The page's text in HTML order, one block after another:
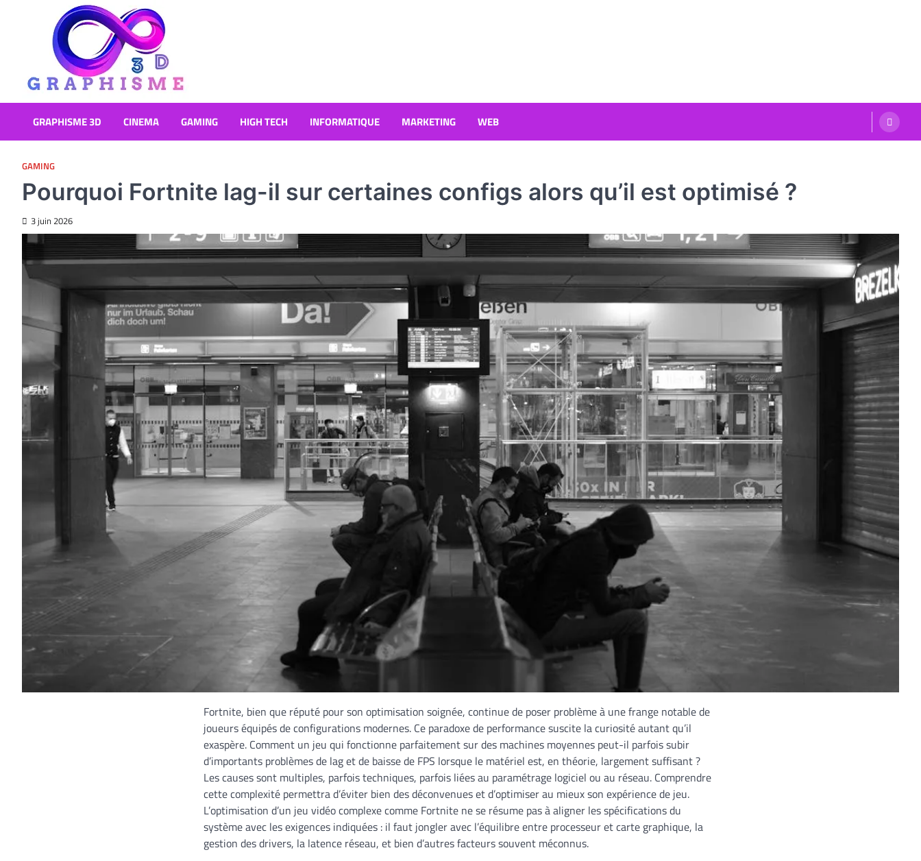
Graphisme 3D
GRAPHISME 3D CINEMA GAMING HIGH TECH INFORMATIQUE MARKETING WEB
GAMING
Pourquoi Fortnite lag-il sur certaines configs alors qu’il est optimisé ?
3 juin 2026
Fortnite, bien que réputé pour son optimisation soignée, continue de poser problème à une frange notable de
joueurs équipés de configurations modernes. Ce paradoxe de performance suscite la curiosité autant qu’il
exaspère. Comment un jeu qui fonctionne parfaitement sur des machines moyennes peut-il parfois subir
d’importants problèmes de lag et de baisse de FPS lorsque le matériel est, en théorie, largement suffisant ?
Les causes sont multiples, parfois techniques, parfois liées au paramétrage logiciel ou au réseau. Comprendre
cette complexité permettra d’éviter bien des déconvenues et d’optimiser au mieux son expérience de jeu.
L’optimisation d’un jeu vidéo complexe comme Fortnite ne se résume pas à aligner les spécifications du
système avec les exigences indiquées : il faut jongler avec l’équilibre entre processeur et carte graphique, la
gestion des drivers, la latence réseau, et bien d’autres facteurs souvent méconnus.